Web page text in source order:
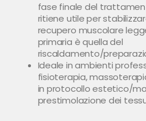
fase finale del
ritiene utile per
recupero muscolare
primaria è quella del
riscaldamento/
Ideale in ambienti
fisioterapia,
in protocollo estetico/
prestimolazione dei